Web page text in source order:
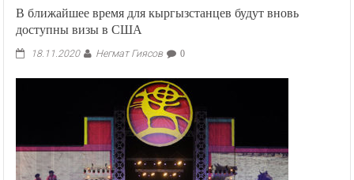
В ближайшее время для кыргызстанцев будут вновь
доступны визы в США
18.11.2020 Негмат Гиясов 0